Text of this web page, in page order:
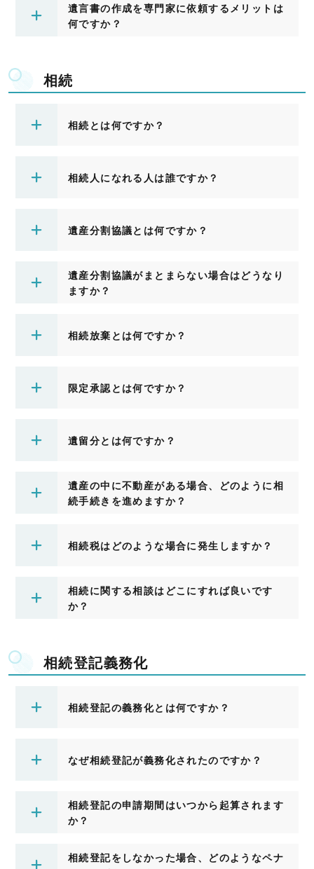
遺言書の作成を専門家に依頼するメリットは
何ですか？
相続
相続とは何ですか？
相続人になれる人は誰ですか？
遺産分割協議とは何ですか？
遺産分割協議がまとまらない場合はどうなり
ますか？
相続放棄とは何ですか？
限定承認とは何ですか？
遺留分とは何ですか？
遺産の中に不動産がある場合、どのように相
続手続きを進めますか？
相続税はどのような場合に発生しますか？
相続に関する相談はどこにすれば良いです
か？
相続登記義務化
相続登記の義務化とは何ですか？
なぜ相続登記が義務化されたのですか？
相続登記の申請期間はいつから起算されます
か？
相続登記をしなかった場合、どのようなペナ